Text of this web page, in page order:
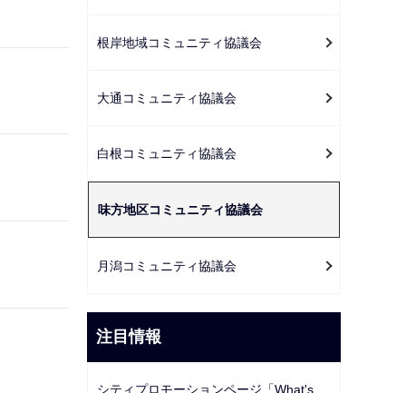
根岸地域コミュニティ協議会
大通コミュニティ協議会
白根コミュニティ協議会
味方地区コミュニティ協議会
月潟コミュニティ協議会
注目情報
シティプロモーションページ「What's